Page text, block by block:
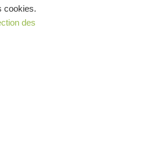
finden
cookies.
des